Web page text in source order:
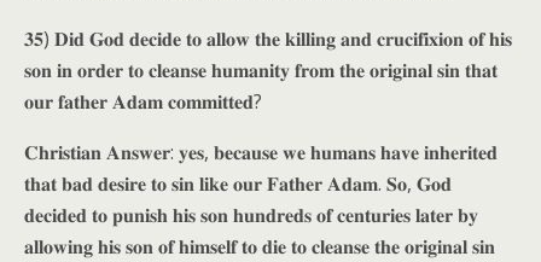
𝟑𝟓) 𝐃𝐢𝐝 𝐆𝐨𝐝 𝐝𝐞𝐜𝐢𝐝𝐞 𝐭𝐨 𝐚𝐥𝐥𝐨𝐰 𝐭𝐡𝐞 𝐤𝐢𝐥𝐥𝐢𝐧𝐠 𝐚𝐧𝐝 𝐜𝐫𝐮𝐜𝐢𝐟𝐢𝐱𝐢𝐨𝐧 𝐨𝐟 𝐡𝐢𝐬
𝐬𝐨𝐧 𝐢𝐧 𝐨𝐫𝐝𝐞𝐫 𝐭𝐨 𝐜𝐥𝐞𝐚𝐧𝐬𝐞 𝐡𝐮𝐦𝐚𝐧𝐢𝐭𝐲 𝐟𝐫𝐨𝐦 𝐭𝐡𝐞 𝐨𝐫𝐢𝐠𝐢𝐧𝐚𝐥 𝐬𝐢𝐧 𝐭𝐡𝐚𝐭
𝐨𝐮𝐫 𝐟𝐚𝐭𝐡𝐞𝐫 𝐀𝐝𝐚𝐦 𝐜𝐨𝐦𝐦𝐢𝐭𝐭𝐞𝐝?
𝐂𝐡𝐫𝐢𝐬𝐭𝐢𝐚𝐧 𝐀𝐧𝐬𝐰𝐞𝐫: 𝐲𝐞𝐬, 𝐛𝐞𝐜𝐚𝐮𝐬𝐞 𝐰𝐞 𝐡𝐮𝐦𝐚𝐧𝐬 𝐡𝐚𝐯𝐞 𝐢𝐧𝐡𝐞𝐫𝐢𝐭𝐞𝐝
𝐭𝐡𝐚𝐭 𝐛𝐚𝐝 𝐝𝐞𝐬𝐢𝐫𝐞 𝐭𝐨 𝐬𝐢𝐧 𝐥𝐢𝐤𝐞 𝐨𝐮𝐫 𝐅𝐚𝐭𝐡𝐞𝐫 𝐀𝐝𝐚𝐦. 𝐒𝐨, 𝐆𝐨𝐝
𝐝𝐞𝐜𝐢𝐝𝐞𝐝 𝐭𝐨 𝐩𝐮𝐧𝐢𝐬𝐡 𝐡𝐢𝐬 𝐬𝐨𝐧 𝐡𝐮𝐧𝐝𝐫𝐞𝐝𝐬 𝐨𝐟 𝐜𝐞𝐧𝐭𝐮𝐫𝐢𝐞𝐬 𝐥𝐚𝐭𝐞𝐫 𝐛𝐲
𝐚𝐥𝐥𝐨𝐰𝐢𝐧𝐠 𝐡𝐢𝐬 𝐬𝐨𝐧 𝐨𝐟 𝐡𝐢𝐦𝐬𝐞𝐥𝐟 𝐭𝐨 𝐝𝐢𝐞 𝐭𝐨 𝐜𝐥𝐞𝐚𝐧𝐬𝐞 𝐭𝐡𝐞 𝐨𝐫𝐢𝐠𝐢𝐧𝐚𝐥 𝐬𝐢𝐧